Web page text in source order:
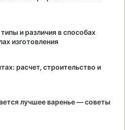
и различия в способах
изготовления
расчет, строительство и
лучшее варенье — советы